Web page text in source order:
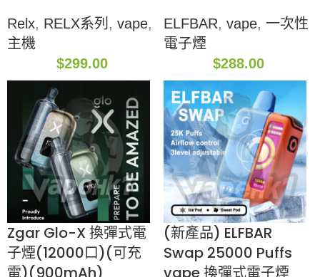
Relx, RELX系列 , vape,
主機
$299.00
ELFBAR, vape, 一次性
電子煙
$288.00
Zgar Glo-X 換彈式電
子煙(12000口)(可充
電)(900mAh)
(新產品) ELFBAR
Swap 25000 Puffs
vape 換彈式電子煙